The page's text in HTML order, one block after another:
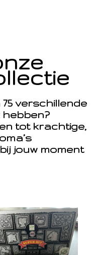
verschillende
tot krachtige,
jouw moment